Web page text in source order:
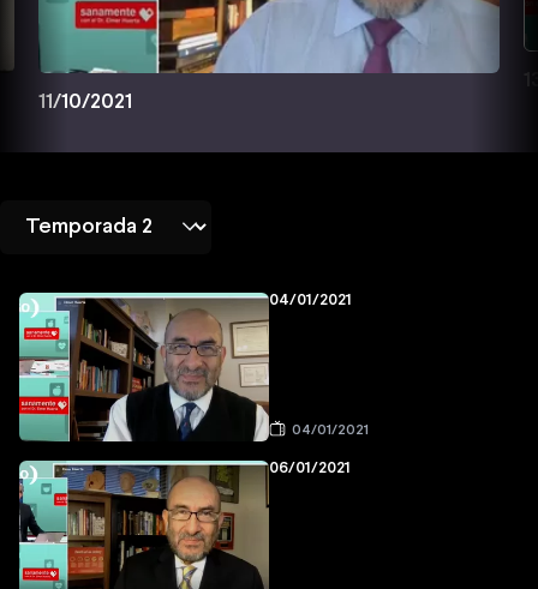
11/10/2021
04/01/2021
04/01/2021
06/01/2021